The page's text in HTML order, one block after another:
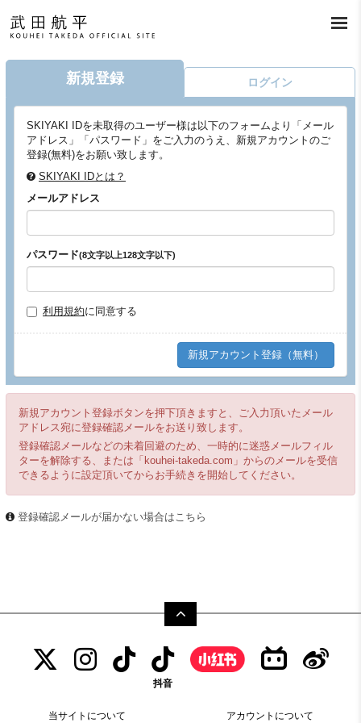
新規登録 ログイン
SKIYAKI IDを未取得のユーザー様は以下のフォームより「メール
アドレス」「パスワード」をご入力のうえ、新規アカウントのご
登録(無料)をお願い致します。
SKIYAKI IDとは？
メールアドレス
パスワード(8文字以上128文字以下)
利用規約に同意する
新規アカウント登録ボタンを押下頂きますと、ご入力頂いたメール
アドレス宛に登録確認メールをお送り致します。
登録確認メールなどの未着回避のため、一時的に迷惑メールフィル
ターを解除する、または「kouhei-takeda.com」からのメールを受信
できるように設定頂いてからお手続きを開始してください。
登録確認メールが届かない場合はこちら
抖音
当サイトについて アカウントについて